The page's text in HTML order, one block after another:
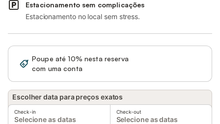
Estacionamento sem complicações
Estacionamento no local sem stress.
Poupe até 10% nesta reserva
com uma conta
Escolher data para preços exatos
Check-in
Selecione as datas
Check-out
Selecione as datas